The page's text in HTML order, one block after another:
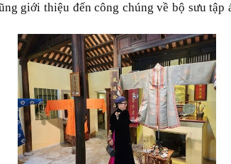
giới thiệu đến công chúng về bộ sưu